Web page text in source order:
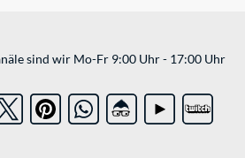
sind wir Mo-Fr 9:00 Uhr - 17:00 Uhr